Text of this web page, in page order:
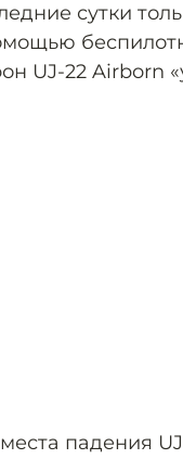
сутки
UJ-22 Airborn
падения